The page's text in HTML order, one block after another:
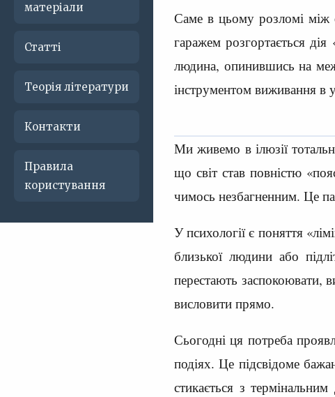
матеріали
Статті
Теорія літератури
Контакти
Правила
користування
Саме в цьому розломі між
гаражем розгортається
людина, опинившись на
інструментом виживання в
Ми живемо в ілюзії
що світ став повністю
чимось незбагненним. Це
У психології є поняття
близької людини або
перестають заспокоювати,
висловити прямо.
Сьогодні ця потреба
подіях. Це підсвідоме
стикається з